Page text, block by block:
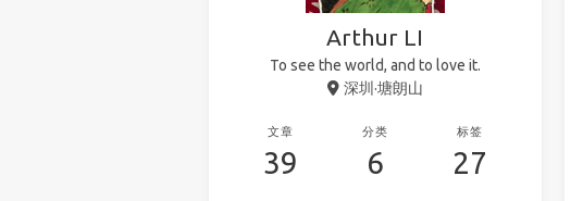
Arthur LI
To see the world, and to love it.
深圳·塘朗山
文章
39
分类
6
标签
27